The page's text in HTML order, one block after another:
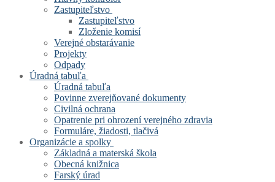
Zastupiteľstvo
Zastupiteľstvo
Zloženie komisí
Verejné obstarávanie
Projekty
Odpady
Úradná tabuľa
Úradná tabuľa
Povinne zverejňované dokumenty
Civilná ochrana
Opatrenie pri ohrození verejného zdravia
Formuláre, žiadosti, tlačivá
Organizácie a spolky
Základná a materská škola
Obecná knižnica
Farský úrad